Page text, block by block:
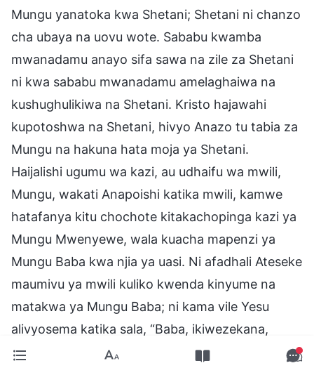
Mungu yanatoka kwa Shetani; Shetani ni chanzo
cha ubaya na uovu wote. Sababu kwamba
mwanadamu anayo sifa sawa na zile za Shetani
ni kwa sababu mwanadamu amelaghaiwa na
kushughulikiwa na Shetani. Kristo hajawahi
kupotoshwa na Shetani, hivyo Anazo tu tabia za
Mungu na hakuna hata moja ya Shetani.
Haijalishi ugumu wa kazi, au udhaifu wa mwili,
Mungu, wakati Anapoishi katika mwili, kamwe
hatafanya kitu chochote kitakachopinga kazi ya
Mungu Mwenyewe, wala kuacha mapenzi ya
Mungu Baba kwa njia ya uasi. Ni afadhali Ateseke
maumivu ya mwili kuliko kwenda kinyume na
matakwa ya Mungu Baba; ni kama vile Yesu
alivyosema katika sala, “Baba, ikiwezekana,
kikombe hiki kiniepuke; walakini, si kama